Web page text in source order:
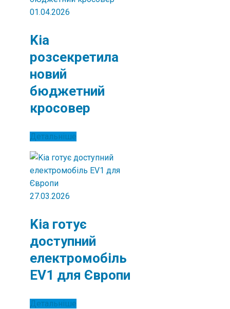
01.04.2026
Kia
розсекретила
новий
бюджетний
кросовер
Детальніше
27.03.2026
Kia готує
доступний
електромобіль
EV1 для Європи
Детальніше